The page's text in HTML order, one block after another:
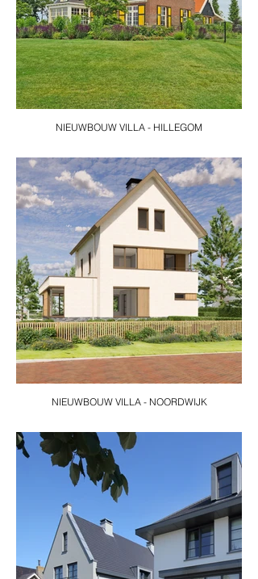
NIEUWBOUW VILLA - HILLEGOM
NIEUWBOUW VILLA - NOORDWIJK